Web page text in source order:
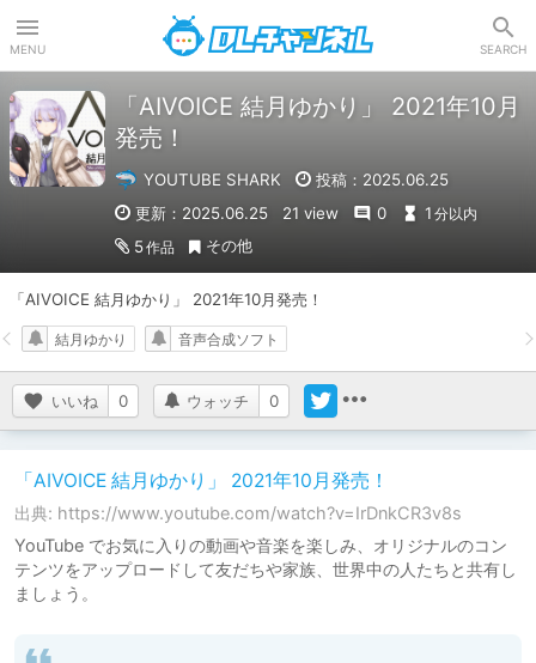
MENU SEARCH
「AIVOICE 結月ゆかり」 2021年10月
発売！
YOUTUBE SHARK
投稿：2025.06.25
更新：2025.06.25
21 view 0 1 分以内
5作品 その他
「AIVOICE 結月ゆかり」 2021年10月発売！
いいね 0 ウォッチ 0
結月ゆかり 音声合成ソフト
「AIVOICE 結月ゆかり」 2021年10月発売！
出典: https://www.youtube.com/watch?v=IrDnkCR3v8s
YouTube でお気に入りの動画や音楽を楽しみ、オリジナルのコン
テンツをアップロードして友だちや家族、世界中の人たちと共有し
ましょう。